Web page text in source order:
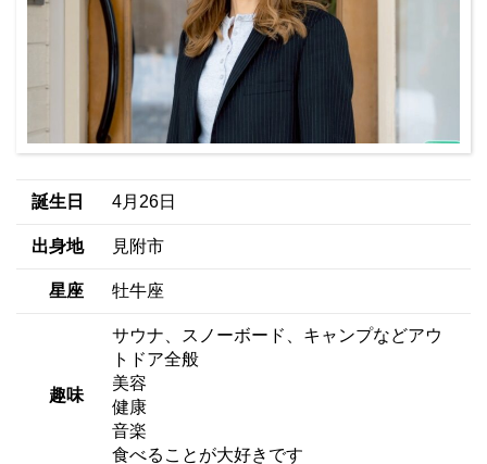
誕生日 4月26日
出身地 見附市
星座 牡牛座
趣味
サウナ、スノーボード、キャンプなどアウ
トドア全般
美容
健康
音楽
食べることが大好きです